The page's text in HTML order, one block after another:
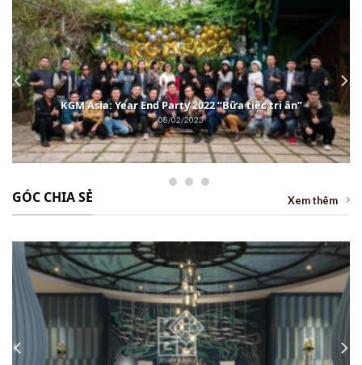
KGM Asia: Year End Party 2022 “Bữa tiệc tri ân”
08/02/2023
GÓC CHIA SẺ Xem thêm